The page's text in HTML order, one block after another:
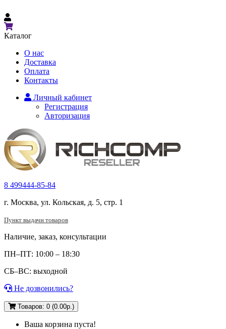
Каталог
О нас
Доставка
Оплата
Контакты
Личный кабинет
Регистрация
Авторизация
8 499444-85-84
г. Москва, ул. Кольская, д. 5, стр. 1
Пункт выдачи товаров
Наличие, заказ, консультации
ПН–ПТ: 10:00 – 18:30
СБ–ВС: выходной
Не дозвонились?
Товаров: 0 (0.00р.)
Ваша корзина пуста!